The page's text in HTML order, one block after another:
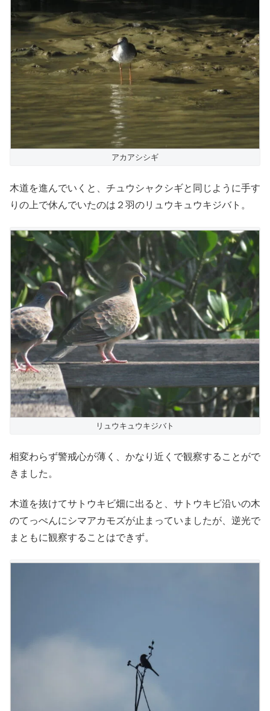
アカアシシギ
木道を進んでいくと、チュウシャクシギと同じように手す
りの上で休んでいたのは２羽のリュウキュウキジバト。
リュウキュウキジバト
相変わらず警戒心が薄く、かなり近くで観察することがで
きました。
木道を抜けてサトウキビ畑に出ると、サトウキビ沿いの木
のてっぺんにシマアカモズが止まっていましたが、逆光で
まともに観察することはできず。